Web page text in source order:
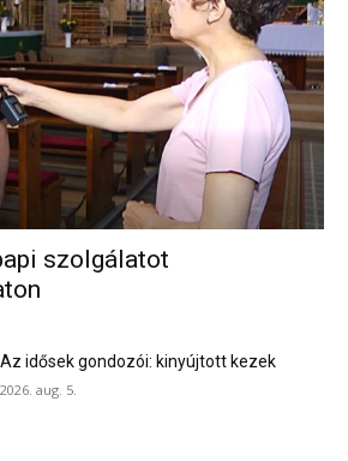
szolgálatot
Az idősek gondozói: kinyújtott kezek
2026. aug. 5.